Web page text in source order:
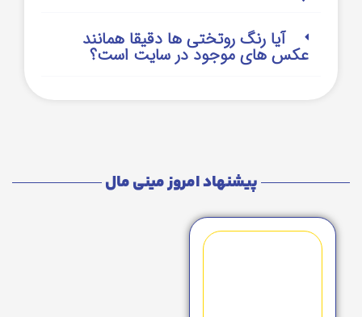
آیا رنگ روتختی ها دقیقا همانند
عکس های موجود در سایت است؟
پیشنهاد امروز مینی مال